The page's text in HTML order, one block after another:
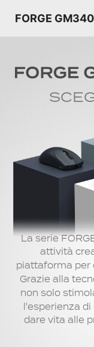
FORGE
La serie
attività
piattaforma per
Grazie alla
non solo
l'esperienza
dare vita alle